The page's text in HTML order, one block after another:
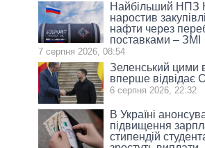
Найбільший НПЗ
наростив
нафти через
поставками – ЗМІ
7 серпня 2026, 08:54
Зеленський цими
вперше відвідає
6 серпня 2026, 22:32
В Україні
підвищення
стипендій